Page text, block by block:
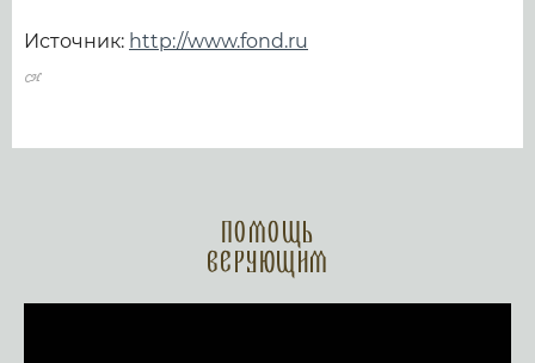
Источник: http://www.fond.ru
Помощь
верующим